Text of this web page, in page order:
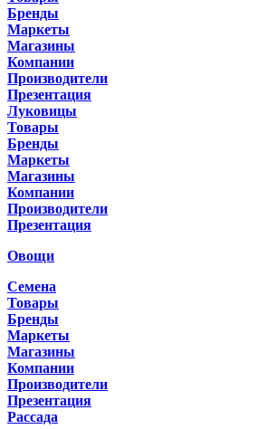
Бренды
Маркеты
Магазины
Компании
Производители
Презентация
Луковицы
Товары
Бренды
Маркеты
Магазины
Компании
Производители
Презентация
Овощи
Семена
Товары
Бренды
Маркеты
Магазины
Компании
Производители
Презентация
Рассада